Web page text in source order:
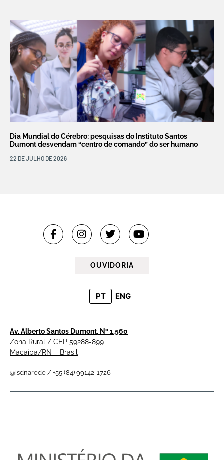
Dia Mundial do Cérebro: pesquisas do Instituto Santos
Dumont desvendam “centro de comando” do ser humano
22 DE JULHO DE 2026
OUVIDORIA
PT ENG
Av. Alberto Santos Dumont, Nº 1.560
Zona Rural / CEP 59288-899
Macaíba/RN – Brasil
@isdnarede / +55 (84) 99142-1726